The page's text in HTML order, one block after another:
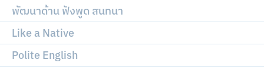
พัฒนาด้าน ฟังพูด สนทนา
Like a Native
Polite English